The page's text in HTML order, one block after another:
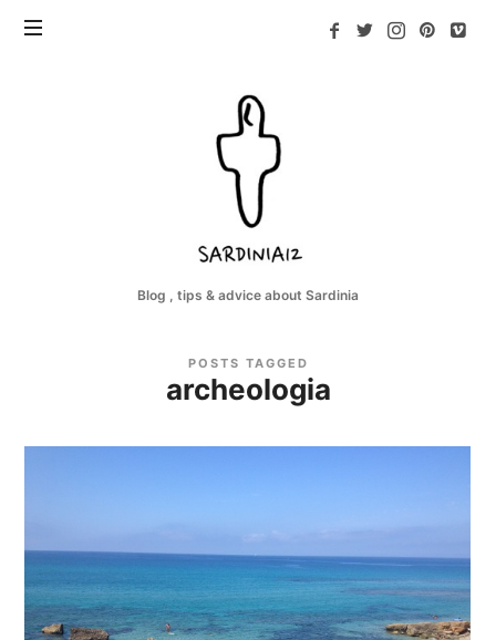
Blog , tips & advice about Sardinia
POSTS TAGGED
archeologia